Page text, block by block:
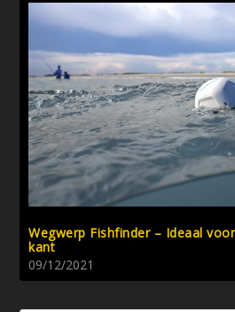
Wegwerp Fishfinder – Ideaal
kant
09/12/2021